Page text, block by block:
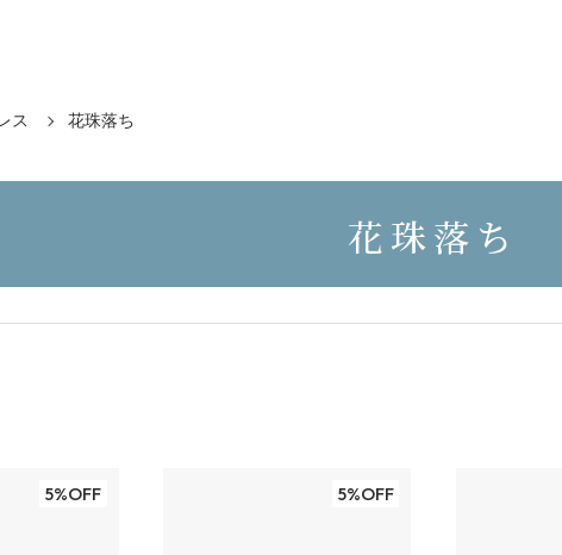
ス 花珠落ち
花珠落ち
5%OFF 5%OFF